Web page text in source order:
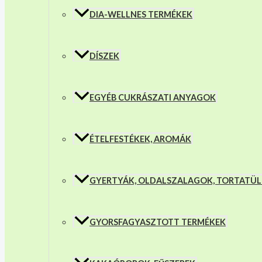
DIA-WELLNES TERMÉKEK
DÍSZEK
EGYÉB CUKRÁSZATI ANYAGOK
ÉTELFESTÉKEK, AROMÁK
GYERTYÁK, OLDALSZALAGOK,
GYORSFAGYASZTOTT TERMÉKEK